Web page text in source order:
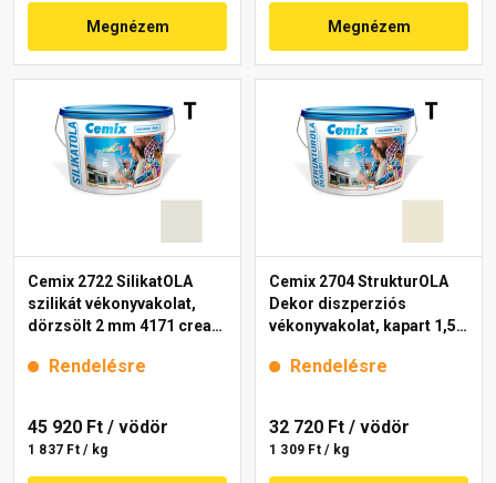
Megnézem Megnézem
Cemix 2722 SilikatOLA
szilikát vékonyvakolat,
dörzsölt 2 mm 4171 cream
Rendelésre
45 920 Ft / vödör
1 837 Ft / kg
Cemix 2704 StrukturOLA
Dekor diszperziós
vékonyvakolat, kapart 1,5
Rendelésre
32 720 Ft / vödör
1 309 Ft / kg